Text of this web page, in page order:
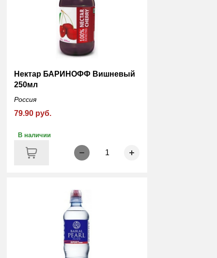
Нектар БАРИНОФФ Вишневый
250мл
Россия
79.90 руб.
В наличии
1